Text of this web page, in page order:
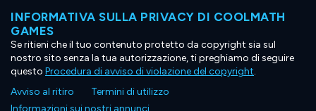
INFORMATIVA SULLA PRIVACY DI COOLMATH
GAMES
Se ritieni che il tuo contenuto protetto da copyright sia sul
nostro sito senza la tua autorizzazione, ti preghiamo di seguire
questo Procedura di avviso di violazione del copyright.
Avviso al ritiro
Termini di utilizzo
Informazioni sui nostri annunci